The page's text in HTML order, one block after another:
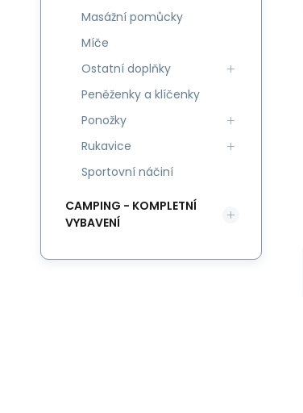
Masážní pomůcky
Míče
Ostatní doplňky
Peněženky a klíčenky
Ponožky
Rukavice
Sportovní náčiní
CAMPING - KOMPLETNÍ
VYBAVENÍ